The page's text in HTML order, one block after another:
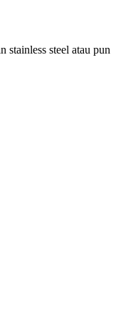
stainless steel atau pun